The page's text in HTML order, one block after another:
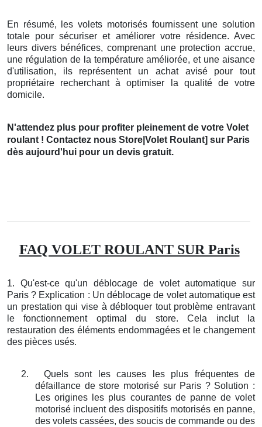
En résumé, les volets motorisés fournissent une solution
totale pour sécuriser et améliorer votre résidence. Avec
leurs divers bénéfices, comprenant une protection accrue,
une régulation de la température améliorée, et une aisance
d'utilisation, ils représentent un achat avisé pour tout
propriétaire recherchant à optimiser la qualité de votre
domicile.
N'attendez plus pour profiter pleinement de votre Volet
roulant ! Contactez nous Store|Volet Roulant] sur Paris
dès aujourd'hui pour un devis gratuit.
FAQ VOLET ROULANT SUR Paris
1. Qu'est-ce qu'un déblocage de volet automatique sur
Paris ? Explication : Un déblocage de volet automatique est
un prestation qui vise à débloquer tout problème entravant
le fonctionnement optimal du store. Cela inclut la
restauration des éléments endommagées et le changement
des pièces usés.
2.
Quels sont les causes les plus fréquentes de
défaillance de store motorisé sur Paris ? Solution :
Les origines les plus courantes de panne de volet
motorisé incluent des dispositifs motorisés en panne,
des volets cassées, des soucis de commande ou des